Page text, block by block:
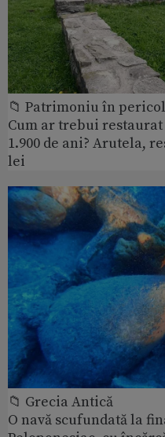
📁 Patrimoniu în pericol
Cum ar trebui
1.900 de ani? Arutela,
lei
📁 Grecia Antică
O navă scufundată la